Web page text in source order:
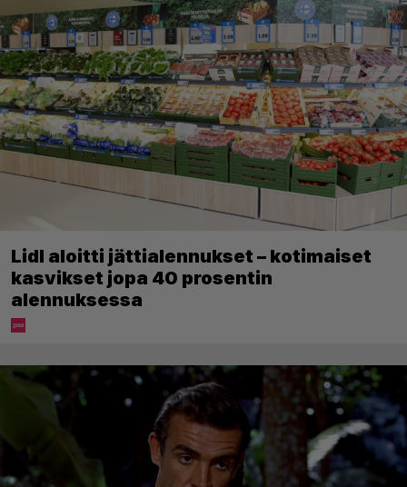
Lidl aloitti jättialennukset – kotimaiset
kasvikset jopa 40 prosentin
alennuksessa